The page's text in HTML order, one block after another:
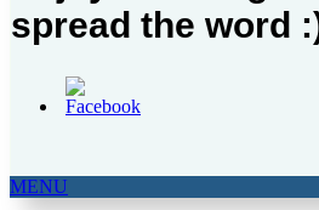
spread the word
MENU